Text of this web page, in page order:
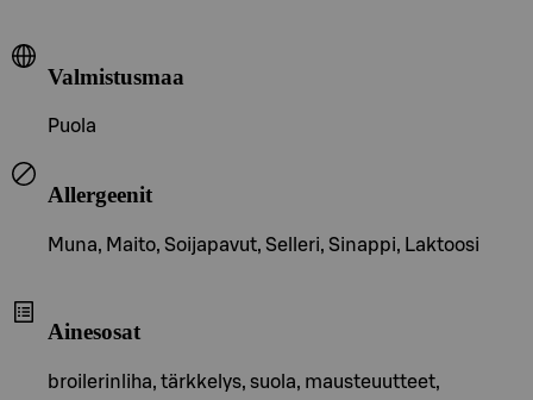
Valmistusmaa
Puola
Allergeenit
Muna, Maito, Soijapavut, Selleri, Sinappi, Laktoosi
Ainesosat
broilerinliha, tärkkelys, suola, mausteuutteet,